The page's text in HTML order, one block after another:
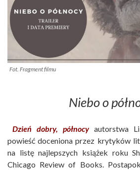
Fot. Fragment filmu
Niebo o
Dzień dobry, północyautorstwa
powieść doceniona przez krytyków
na listę najlepszych książek roku
Chicago Review of Books.